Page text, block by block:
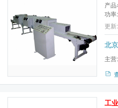
产
功
更
北
主营:
工